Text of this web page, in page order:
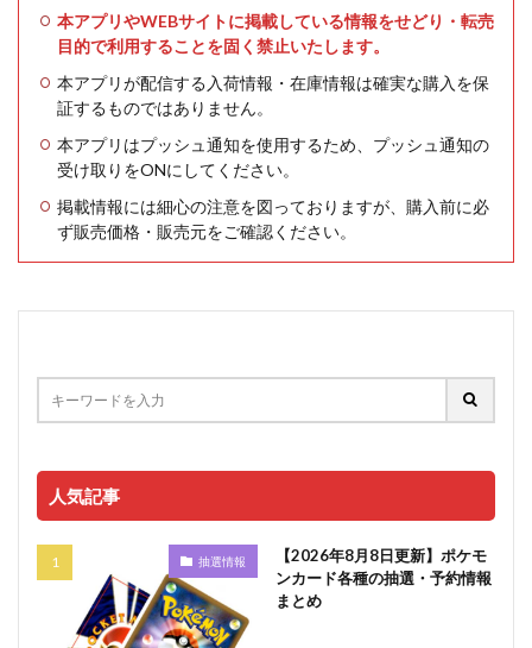
本アプリやWEBサイトに掲載している情報をせどり・転売
目的で利用することを固く禁止いたします。
本アプリが配信する入荷情報・在庫情報は確実な購入を保
証するものではありません。
本アプリはプッシュ通知を使用するため、プッシュ通知の
受け取りをONにしてください。
掲載情報には細心の注意を図っておりますが、購入前に必
ず販売価格・販売元をご確認ください。
人気記事
抽選情報
【2026年8月8日更新】ポケモ
ンカード各種の抽選・予約情報
まとめ